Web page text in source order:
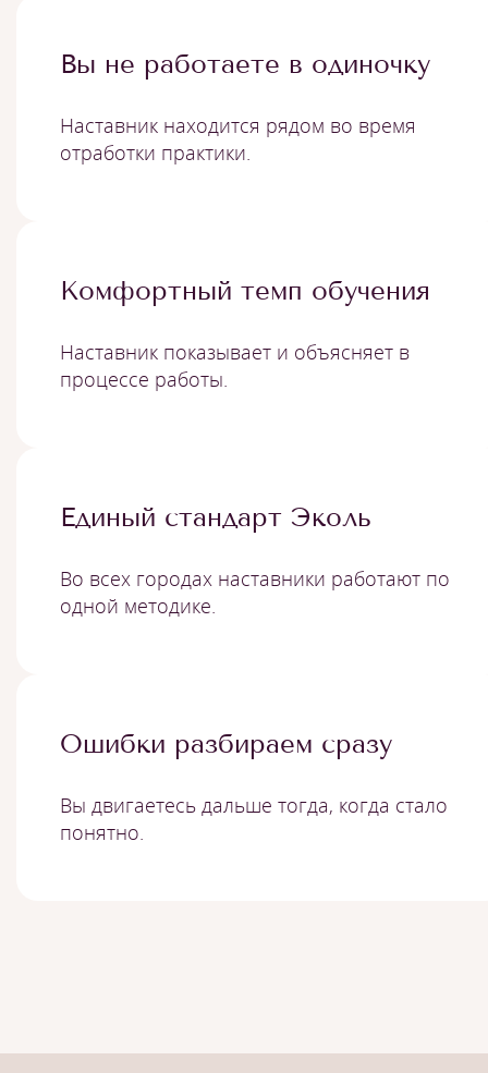
Вы не работаете в одиночку
Наставник находится рядом во время
отработки практики.
Комфортный темп обучения
Наставник показывает и объясняет в
процессе работы.
Единый стандарт Эколь
Во всех городах наставники работают по
одной методике.
Ошибки разбираем сразу
Вы двигаетесь дальше тогда, когда стало
понятно.